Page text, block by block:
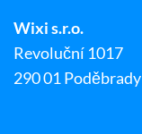
Wixi s.r.o.
Revoluční 1017
290 01 Poděbrady